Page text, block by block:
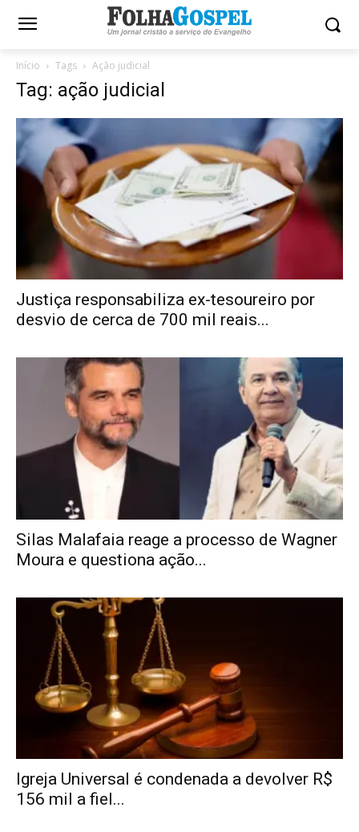
Início Tags Ação judicial
Tag: ação judicial
Justiça responsabiliza ex-tesoureiro por
desvio de cerca de 700 mil reais...
Silas Malafaia reage a processo de Wagner
Moura e questiona ação...
Igreja Universal é condenada a devolver R$
156 mil a fiel...